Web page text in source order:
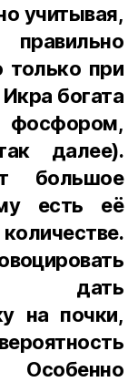
учитывая,
только при
богата
далее).
большое
есть её
дать
на почки,
Особенно